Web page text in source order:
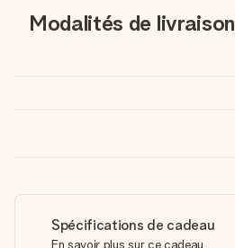
Modalités de livraison
Spécifications de cadeau
En savoir plus sur ce cadeau